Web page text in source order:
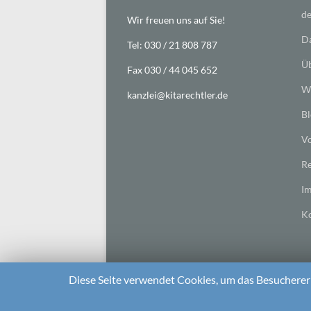
Wir freuen uns auf Sie!
Tel: 030 / 21 808 787
Fax 030 / 44 045 652
kanzlei@kitarechtler.de
Diese Seite verwendet Cookies, um das